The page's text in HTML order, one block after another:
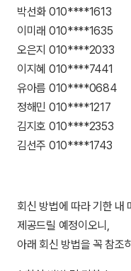
박선화 010****1613
이미래 010****1635
오은지 010****2033
이지혜 010****7441
유아름 010****0684
정해민 010****1217
김지호 010****2353
김선주 010****1743
회신 방법에 따라 기한 내
제공드릴 예정이오니,
아래 회신 방법을 꼭 참조